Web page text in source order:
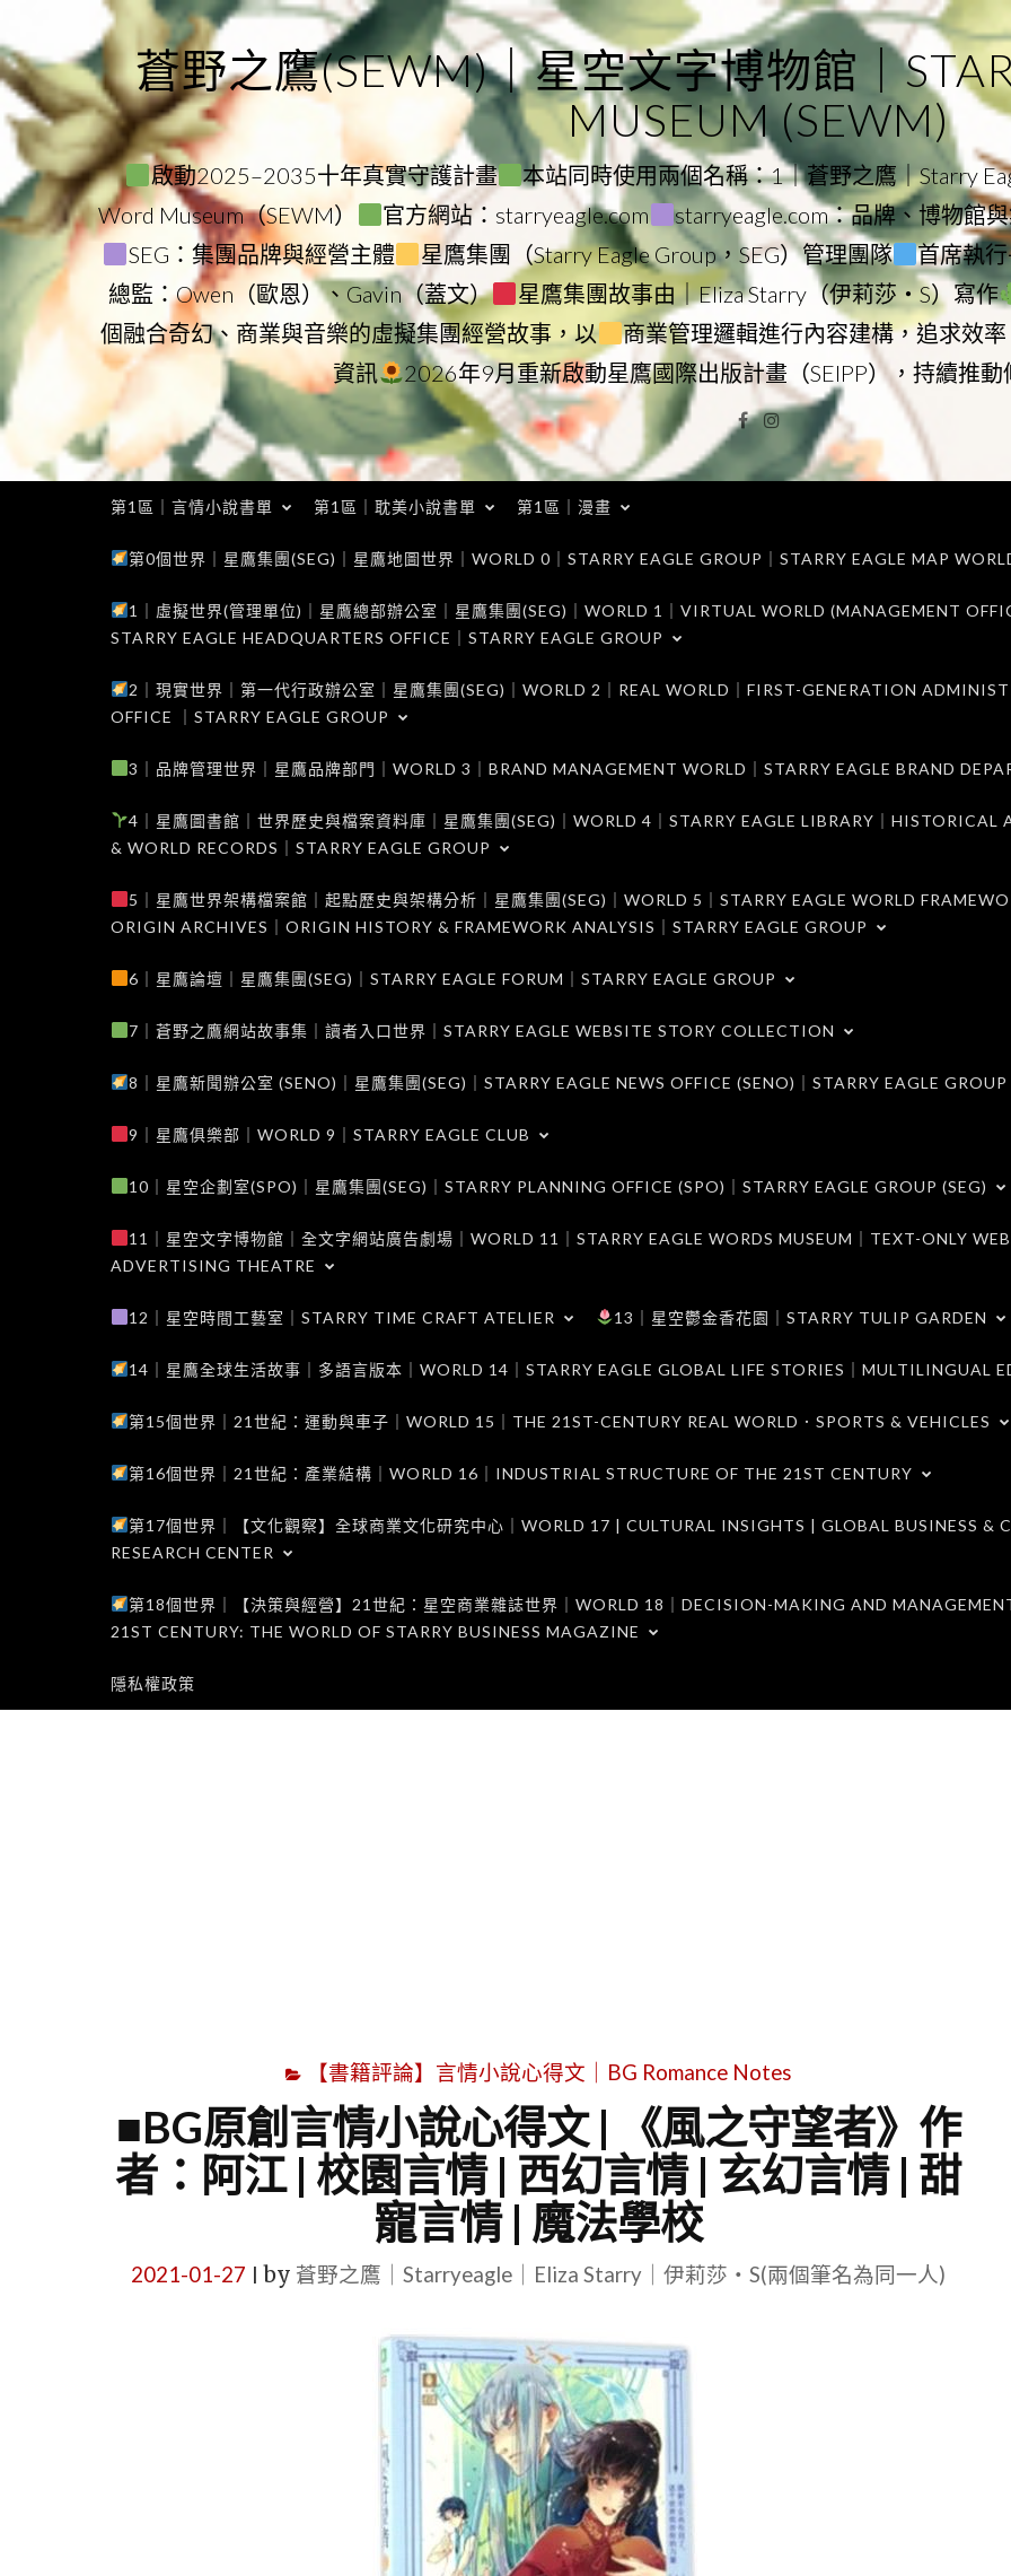
to
content
蒼野之鷹(SEWM)｜星空文字博物館｜
MUSEUM (SEWM)
啟動2025–2035十年真實守護計畫
本站同時使用兩個名稱：1｜蒼野之鷹｜Starry
Word Museum（SEWM）
官方網站：starryeagle.com starryeagle.com：品牌、博物館
SEG：集團品牌與經營主體
星鷹集團（Starry Eagle Group，SEG）管理團隊 首席執
總監：Owen（歐恩）、Gavin（蓋文）
星鷹集團故事由｜Eliza Starry（伊莉莎・S）寫作
個融合奇幻、商業與音樂的虛擬集團經營故事，以
商業管理邏輯進行內容建構，追求效
資訊
2026年9月重新啟動星鷹國際出版計畫（SEIPP），持續推
Facebook
Instagram
第1區｜言情小說書單 第1區｜耽美小說書單 第1區｜漫畫
第0個世界｜星鷹集團(SEG)｜星鷹地圖世界｜WORLD 0｜STARRY EAGLE GROUP｜STARRY EAGLE MAP
1｜虛擬世界(管理單位)｜星鷹總部辦公室｜星鷹集團(SEG)｜WORLD 1｜VIRTUAL WORLD (MANAGEMENT
STARRY EAGLE HEADQUARTERS OFFICE｜STARRY EAGLE GROUP
2｜現實世界｜第一代行政辦公室｜星鷹集團(SEG)｜WORLD 2｜REAL WORLD｜FIRST-GENERATION
OFFICE ｜STARRY EAGLE GROUP
3｜品牌管理世界｜星鷹品牌部門｜WORLD 3｜BRAND MANAGEMENT WORLD｜STARRY EAGLE BRAND
4｜星鷹圖書館｜世界歷史與檔案資料庫｜星鷹集團(SEG)｜WORLD 4｜STARRY EAGLE LIBRARY｜HISTORICAL
& WORLD RECORDS｜STARRY EAGLE GROUP
5｜星鷹世界架構檔案館｜起點歷史與架構分析｜星鷹集團(SEG)｜WORLD 5｜STARRY EAGLE WORLD
ORIGIN ARCHIVES｜ORIGIN HISTORY & FRAMEWORK ANALYSIS｜STARRY EAGLE GROUP
6｜星鷹論壇｜星鷹集團(SEG)｜STARRY EAGLE FORUM｜STARRY EAGLE GROUP
7｜蒼野之鷹網站故事集｜讀者入口世界｜STARRY EAGLE WEBSITE STORY COLLECTION
8｜星鷹新聞辦公室 (SENO)｜星鷹集團(SEG)｜STARRY EAGLE NEWS OFFICE (SENO)｜STARRY EAGLE GROUP
9｜星鷹俱樂部｜WORLD 9｜STARRY EAGLE CLUB
10｜星空企劃室(SPO)｜星鷹集團(SEG)｜STARRY PLANNING OFFICE (SPO)｜STARRY EAGLE GROUP (SEG)
11｜星空文字博物館｜全文字網站廣告劇場｜WORLD 11｜STARRY EAGLE WORDS MUSEUM｜TEXT-ONLY
ADVERTISING THEATRE
12｜星空時間工藝室｜STARRY TIME CRAFT ATELIER 13｜星空鬱金香花園｜STARRY TULIP GARDEN
14｜星鷹全球生活故事｜多語言版本｜WORLD 14｜STARRY EAGLE GLOBAL LIFE STORIES｜MULTILINGUAL
第15個世界｜21世紀：運動與車子｜WORLD 15｜THE 21ST-CENTURY REAL WORLD．SPORTS & VEHICLES
第16個世界｜21世紀：產業結構｜WORLD 16｜INDUSTRIAL STRUCTURE OF THE 21ST CENTURY
第17個世界｜【文化觀察】全球商業文化研究中心｜WORLD 17 | CULTURAL INSIGHTS | GLOBAL BUSINESS &
RESEARCH CENTER
第18個世界｜【決策與經營】21世紀：星空商業雜誌世界｜WORLD 18｜DECISION-MAKING AND
21ST CENTURY: THE WORLD OF STARRY BUSINESS MAGAZINE
隱私權政策
【書籍評論】言情小說心得文｜BG Romance Notes
■BG原創言情小說心得文 | 《風之守望者》作
者：阿江 | 校園言情 | 西幻言情 | 玄幻言情 | 甜
寵言情 | 魔法學校
2021-01-27 by 蒼野之鷹｜Starryeagle｜Eliza Starry｜伊莉莎・S(兩個筆名為同一人)